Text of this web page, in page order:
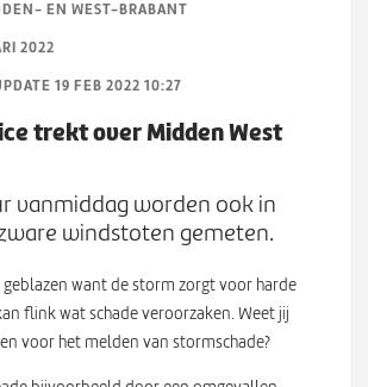
Werken bij
m
n
u
Z
n
EN WEST-BRABANT
2022
19 FEB 2022 10:27
trekt over Midden West
vanmiddag worden ook in
windstoten gemeten.
geblazen want de storm zorgt voor harde
flink wat schade veroorzaken. Weet jij
voor het melden van stormschade?